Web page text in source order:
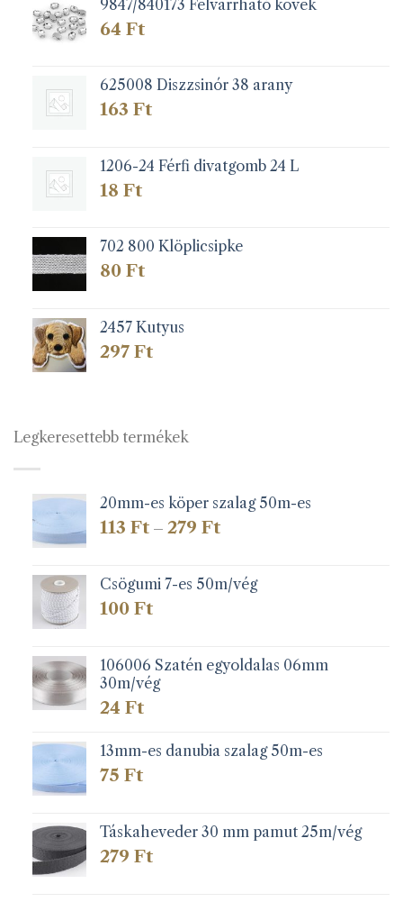
9847/840173 Felvarrható kövek
64 Ft
625008 Diszzsinór 38 arany
163 Ft
1206-24 Férfi divatgomb 24 L
18 Ft
702 800 Klöplicsipke
80 Ft
2457 Kutyus
297 Ft
Legkeresettebb termékek
20mm-es köper szalag 50m-es
113 Ft – 279 FtÁrtartomány:
279 Ft
Csögumi 7-es 50m/vég
100 Ft
106006 Szatén egyoldalas 06mm
30m/vég
24 Ft
13mm-es danubia szalag 50m-es
75 Ft
Táskaheveder 30 mm pamut 25m/vég
279 Ft